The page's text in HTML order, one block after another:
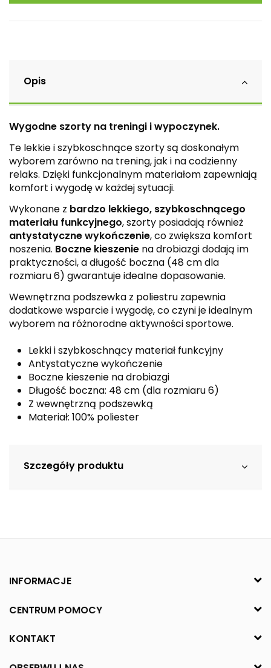
Opis
Wygodne szorty na treningi i wypoczynek.
Te lekkie i szybkoschnące szorty są doskonałym
wyborem zarówno na trening, jak i na codzienny
relaks. Dzięki funkcjonalnym materiałom zapewniają
komfort i wygodę w każdej sytuacji.
Wykonane z bardzo lekkiego, szybkoschnącego
materiału funkcyjnego, szorty posiadają również
antystatyczne wykończenie, co zwiększa komfort
noszenia. Boczne kieszenie na drobiazgi dodają im
praktyczności, a długość boczna (48 cm dla
rozmiaru 6) gwarantuje idealne dopasowanie.
Wewnętrzna podszewka z poliestru zapewnia
dodatkowe wsparcie i wygodę, co czyni je idealnym
wyborem na różnorodne aktywności sportowe.
Lekki i szybkoschnący materiał funkcyjny
Antystatyczne wykończenie
Boczne kieszenie na drobiazgi
Długość boczna: 48 cm (dla rozmiaru 6)
Z wewnętrzną podszewką
Materiał: 100% poliester
Szczegóły produktu
INFORMACJE
CENTRUM POMOCY
KONTAKT